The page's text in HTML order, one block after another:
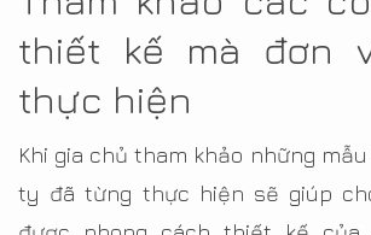
thiết kế mà đơn
thực hiện
Khi gia chủ tham khảo những
ty đã từng thực hiện sẽ giúp